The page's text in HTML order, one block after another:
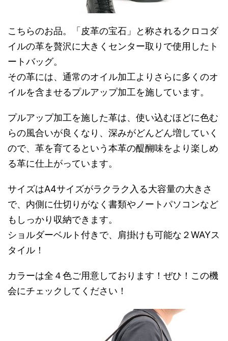
こちらのお品。「皮革の宝石」と称されるクロコダ
イルの革を贅沢に大きくセンター取りで使用したト
ートバッグ。
その革には、通常のオイル加工よりさらに多くのオ
イルを含ませるプルアップ加工を施しています。
プルアップ加工を施した革は、使い込むほどに色む
らの風合いが良くなり、深みがどんどん増していく
ので、革を育てるという本革の醍醐味をより楽しめ
る革に仕上がっています。
サイズはA4サイズがラクラク入る大容量の大きさ
で、内側に仕切りがなく書類やノートパソコンなど
もしっかり収納できます。
ショルダーベルト付きで、肩掛けも可能な２WAYス
タイル！
カラーは全４色ご用意しております！ぜひ！この機
会にチェックしてください！